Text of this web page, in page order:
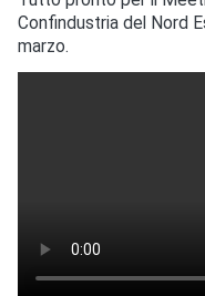
Confindustria del Nord
marzo.